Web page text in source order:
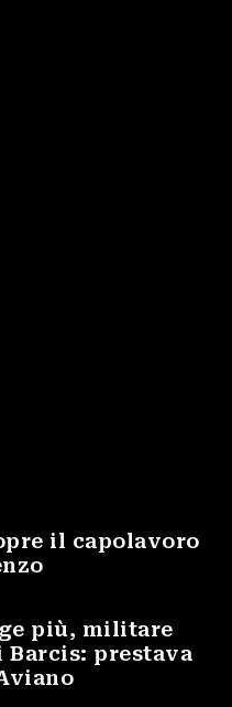
il capolavoro
più, militare
Barcis: prestava